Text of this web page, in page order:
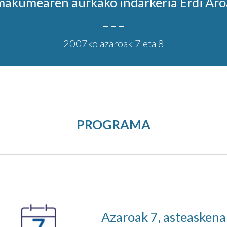
2007ko azaroak 7 eta 8
PROGRAMA
Azaroak 7, asteaskena